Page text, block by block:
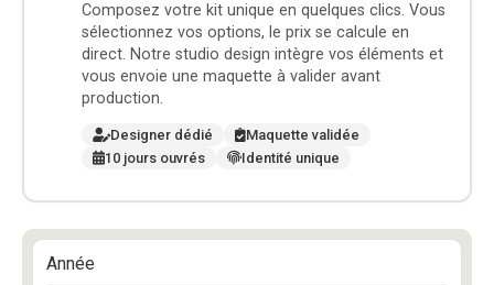
Composez votre kit unique en quelques clics. Vous
sélectionnez vos options, le prix se calcule en
direct. Notre studio design intègre vos éléments et
vous envoie une maquette à valider avant
production.
Designer dédié
Maquette validée
10 jours ouvrés
Identité unique
Année